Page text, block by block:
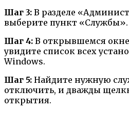
Шаг 3: В разделе
выберите пункт «Службы».
Шаг 4: В открывшемся
увидите список всех
Windows.
Шаг 5: Найдите нужную
отключить, и дважды
открытия.